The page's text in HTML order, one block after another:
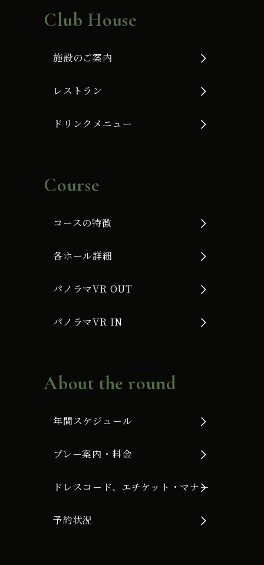
Club House
施設のご案内
レストラン
ドリンクメニュー
Course
コースの特徴
各ホール詳細
パノラマVR OUT
パノラマVR IN
About the round
年間スケジュール
プレー案内・料金
ドレスコード、エチケット・マナー
予約状況